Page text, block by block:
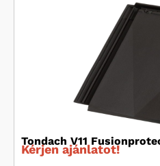
Tondach V11
Kérjen ajánlatot!